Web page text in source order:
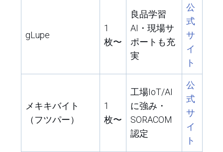
gLupe
1
枚〜
良品学習
AI・現場サ
ポートも充
実
公
式
サ
イ
ト
メキキバイト
（フツパー）
1
枚〜
工場IoT/AI
に強み・
SORACOM
認定
公
式
サ
イ
ト